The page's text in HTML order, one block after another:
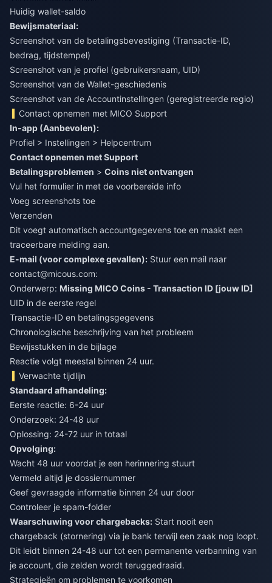
Huidig wallet-saldo
Bewijsmateriaal:
Screenshot van de betalingsbevestiging (Transactie-ID,
bedrag, tijdstempel)
Screenshot van je profiel (gebruikersnaam, UID)
Screenshot van de Wallet-geschiedenis
Screenshot van de Accountinstellingen (geregistreerde regio)
Contact opnemen met MICO Support
In-app (Aanbevolen):
Profiel > Instellingen > Helpcentrum
Contact opnemen met Support
Betalingsproblemen > Coins niet ontvangen
Vul het formulier in met de voorbereide info
Voeg screenshots toe
Verzenden
Dit voegt automatisch accountgegevens toe en maakt een
traceerbare melding aan.
E-mail (voor complexe gevallen): Stuur een mail naar
contact@micous.com:
Onderwerp: Missing MICO Coins - Transaction ID [jouw ID]
UID in de eerste regel
Transactie-ID en betalingsgegevens
Chronologische beschrijving van het probleem
Bewijsstukken in de bijlage
Reactie volgt meestal binnen 24 uur.
Verwachte tijdlijn
Standaard afhandeling:
Eerste reactie: 6-24 uur
Onderzoek: 24-48 uur
Oplossing: 24-72 uur in totaal
Opvolging:
Wacht 48 uur voordat je een herinnering stuurt
Vermeld altijd je dossiernummer
Geef gevraagde informatie binnen 24 uur door
Controleer je spam-folder
Waarschuwing voor chargebacks: Start nooit een
chargeback (stornering) via je bank terwijl een zaak nog loopt.
Dit leidt binnen 24-48 uur tot een permanente verbanning van
je account, die zelden wordt teruggedraaid.
Strategieën om problemen te voorkomen